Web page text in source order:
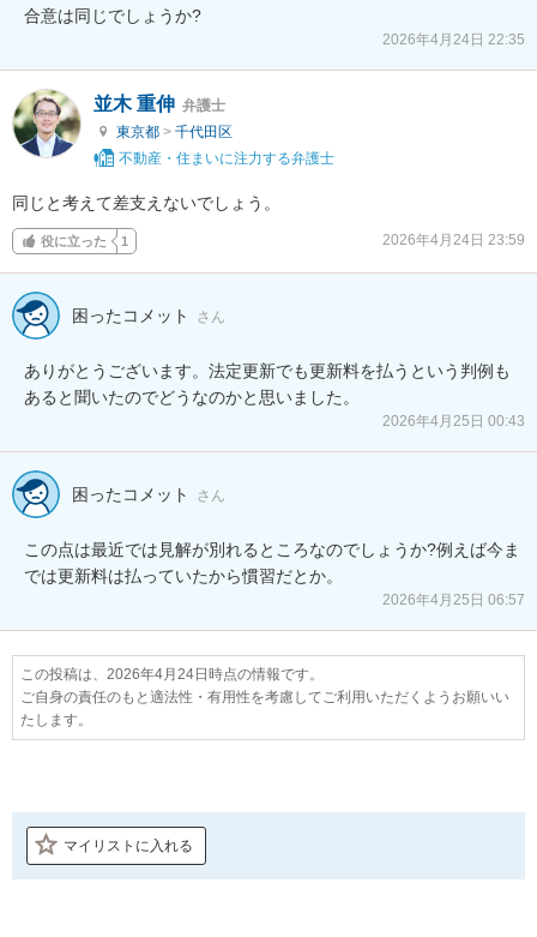
合意は同じでしょうか?
2026年4月24日 22:35
並木 重伸 弁護士
東京都 > 千代田区
不動産・住まいに注力する弁護士
同じと考えて差支えないでしょう。
役に立った 1 2026年4月24日 23:59
困ったコメット さん
ありがとうございます。法定更新でも更新料を払うという判例も
あると聞いたのでどうなのかと思いました。
2026年4月25日 00:43
困ったコメット さん
この点は最近では見解が別れるところなのでしょうか?例えば今ま
では更新料は払っていたから慣習だとか。
2026年4月25日 06:57
この投稿は、2026年4月24日時点の情報です。
ご自身の責任のもと適法性・有用性を考慮してご利用いただくようお願いい
たします。
マイリストに入れる